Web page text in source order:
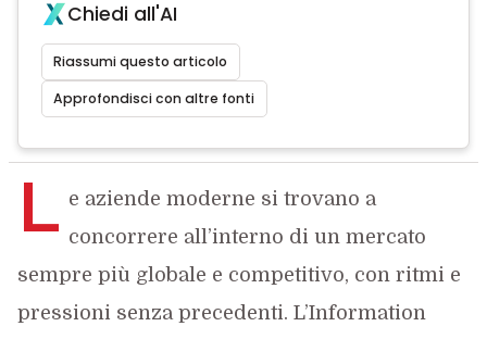
Chiedi all'AI
Riassumi questo articolo
Approfondisci con altre fonti
L e aziende moderne si trovano a
concorrere all’interno di un mercato
sempre più globale e competitivo, con ritmi e
pressioni senza precedenti. L’Information